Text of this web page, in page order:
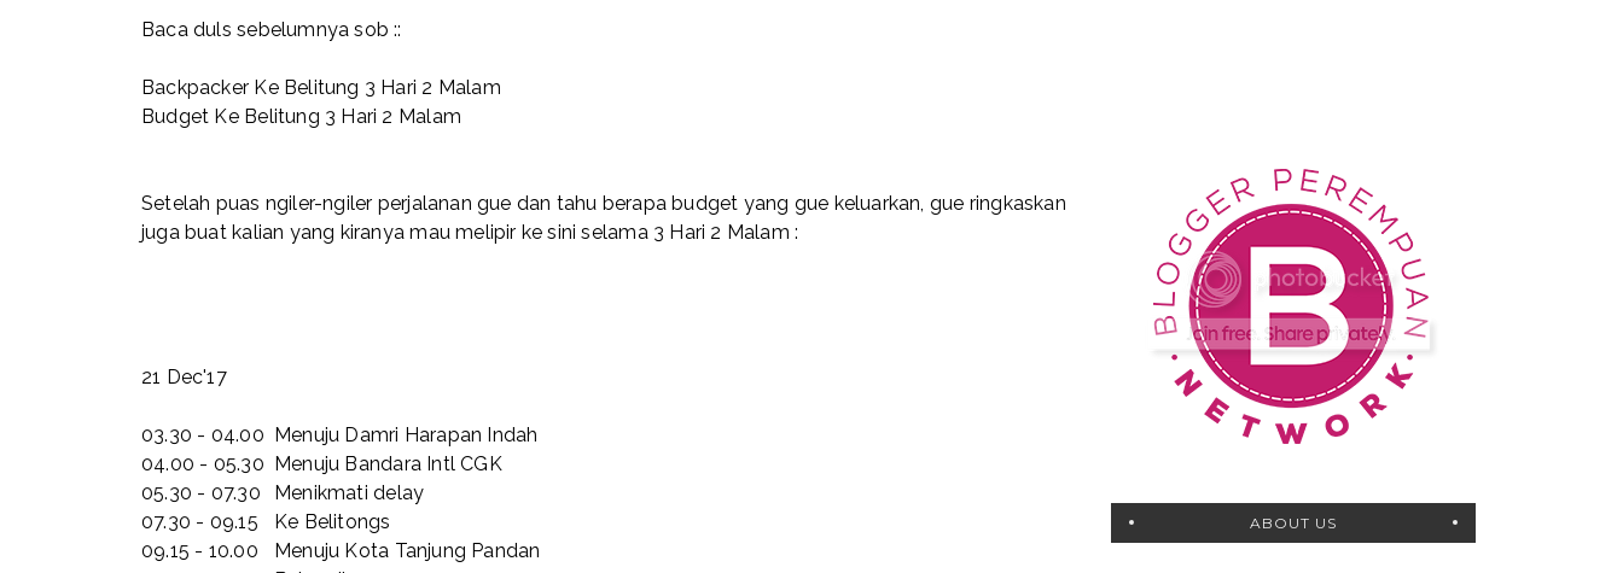
Baca duls sebelumnya sob ::
Backpacker Ke Belitung 3 Hari 2 Malam
Budget Ke Belitung 3 Hari 2 Malam
Setelah puas ngiler-ngiler perjalanan gue dan tahu berapa budget yang gue keluarkan, gue ringkaskan
juga buat kalian yang kiranya mau melipir ke sini selama 3 Hari 2 Malam :
21 Dec'17
03.30 - 04.00 Menuju Damri Harapan Indah
04.00 - 05.30 Menuju Bandara Intl CGK
05.30 - 07.30
Menikmati delay
07.30 - 09.15
Ke Belitongs
09.15 - 10.00
Menuju Kota Tanjung Pandan
ABOUT US